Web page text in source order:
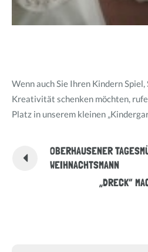
Wenn auch Sie Ihren Kindern Spiel,
Kreativität schenken möchten,
Platz in unserem kleinen
OBERHAUSENER
WEIHNACHTSMANN
„DRECK“